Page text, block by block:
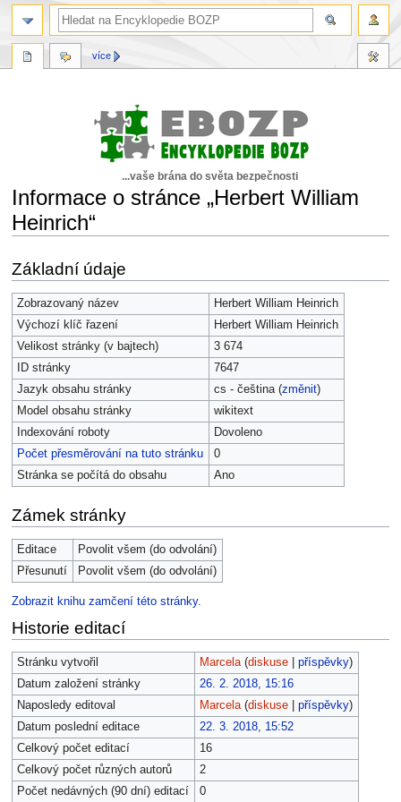
...vaše brána do světa bezpečnosti
Informace o stránce „Herbert William
Heinrich“
na
navigaci
na
vyhledávání
Základní údaje
Zobrazovaný název
Herbert William Heinrich
Výchozí klíč řazení
Herbert William Heinrich
Velikost stránky (v bajtech)
3 674
ID stránky
7647
Jazyk obsahu stránky
cs - čeština (změnit)
Model obsahu stránky
wikitext
Indexování roboty
Dovoleno
Počet přesměrování na tuto stránku
0
Stránka se počítá do obsahu
Ano
Zámek stránky
Editace
Povolit všem (do odvolání)
Přesunutí
Povolit všem (do odvolání)
Zobrazit knihu zamčení této stránky.
Historie editací
Stránku vytvořil Marcela (diskuse| příspěvky)
Datum založení stránky
26. 2. 2018, 15:16
Naposledy editoval
Marcela (diskuse| příspěvky)
Datum poslední editace
22. 3. 2018, 15:52
Celkový počet editací
16
Celkový počet různých autorů
2
Počet nedávných (90 dní) editací
0
více